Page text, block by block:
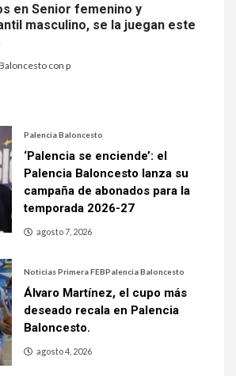
en Senior femenino y
masculino, se la juegan este
con p
Palencia Baloncesto
‘Palencia se enciende’: el
Palencia Baloncesto lanza su
campaña de abonados para la
temporada 2026-27
agosto 7, 2026
Noticias Primera FEBPalencia Baloncesto
Álvaro Martínez, el cupo más
deseado recala en Palencia
Baloncesto.
agosto 4, 2026